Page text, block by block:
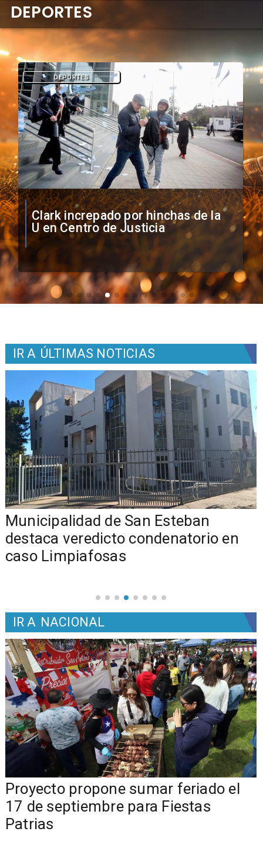
Vozinha firma contrato con Colo
Colo como nuevo arquero
DEPORTES
DEPORTES
IR A ÚLTIMAS NOTICIAS
Municipalidad de San Esteban
destaca veredicto condenatorio en
caso Limpiafosas
IR A NACIONAL
Proyecto propone sumar feriado el
17 de septiembre para Fiestas
Patrias